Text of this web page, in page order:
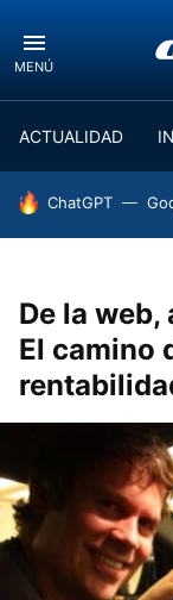
MENÚ
ACTUALIDAD
HOY SE HABLA
ChatGPT
De la
El camino